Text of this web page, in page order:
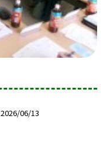
2026/06/13